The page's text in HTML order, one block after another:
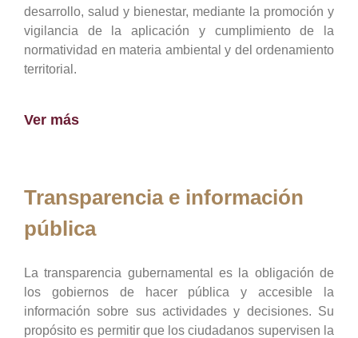
desarrollo, salud y bienestar, mediante la promoción y
vigilancia de la aplicación y cumplimiento de la
normatividad en materia ambiental y del ordenamiento
territorial.
Ver más
Transparencia e información
pública
La transparencia gubernamental es la obligación de
los gobiernos de hacer pública y accesible la
información sobre sus actividades y decisiones. Su
propósito es permitir que los ciudadanos supervisen la